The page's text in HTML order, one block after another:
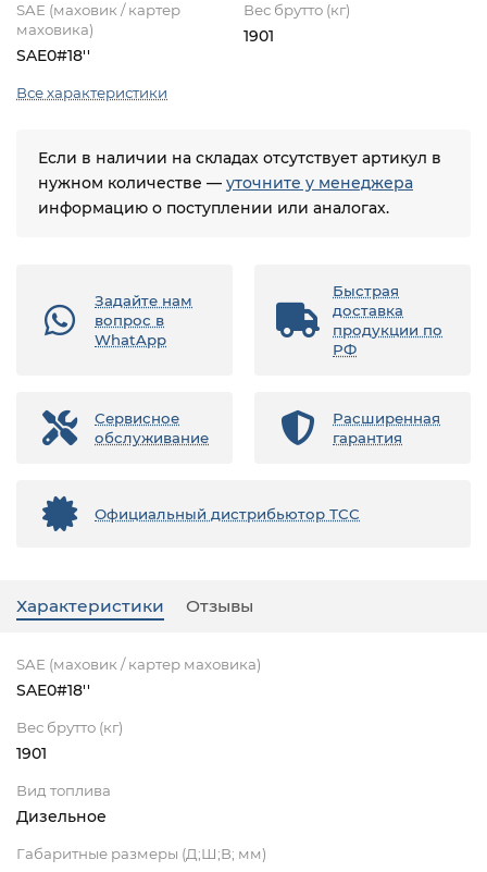
SAE (маховик / картер
маховика)
SAE0#18''
Вес брутто (кг)
1901
Все характеристики
Если в наличии на складах отсутствует артикул в
нужном количестве — уточните у менеджера
информацию о поступлении или аналогах.
Задайте нам
вопрос в
WhatApp
Быстрая
доставка
продукции по
РФ
Сервисное
обслуживание
Расширенная
гарантия
Официальный дистрибьютор ТСС
Характеристики Отзывы
SAE (маховик / картер маховика)
SAE0#18''
Вес брутто (кг)
1901
Вид топлива
Дизельное
Габаритные размеры (Д;Ш;В; мм)